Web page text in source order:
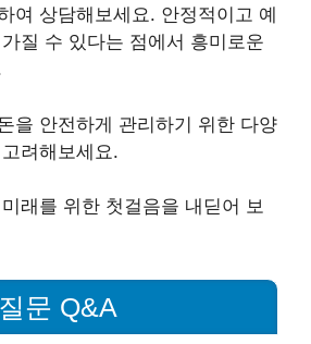
여 상담해보세요. 안정적이고 예
질 수 있다는 점에서 흥미로운
을 안전하게 관리하기 위한 다양
려해보세요.
래를 위한 첫걸음을 내딛어 보
문 Q&A